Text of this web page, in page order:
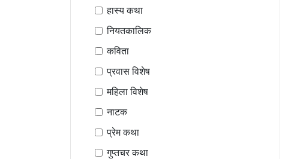
हास्य कथा
नियतकालिक
कविता
प्रवास विशेष
महिला विशेष
नाटक
प्रेम कथा
गुप्तचर कथा